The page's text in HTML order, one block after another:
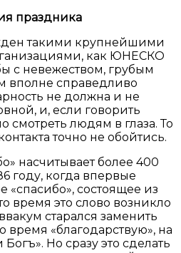
праздника
такими крупнейшими
как ЮНЕСКО
с невежеством, грубым
вполне справедливо
не должна и не
и, если говорить
смотреть людям в глаза. То
точно не обойтись.
насчитывает более 400
году, когда впервые
«спасибо», состоящее из
время это слово возникло
старался заменить
время «благодарствую», на
Но сразу это сделать